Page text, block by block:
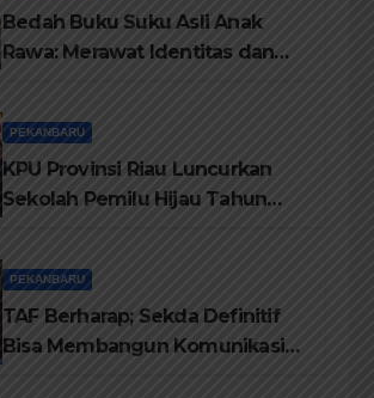
Bedah Buku Suku Asli Anak
Rawa: Merawat Identitas dan
PEKANBARU
KPU Provinsi Riau Luncurkan
Sekolah Pemilu Hijau Tahun
Lingkungan
PEKANBARU
TAF Berharap; Sekda Definitif
Bisa Membangun Komunikasi